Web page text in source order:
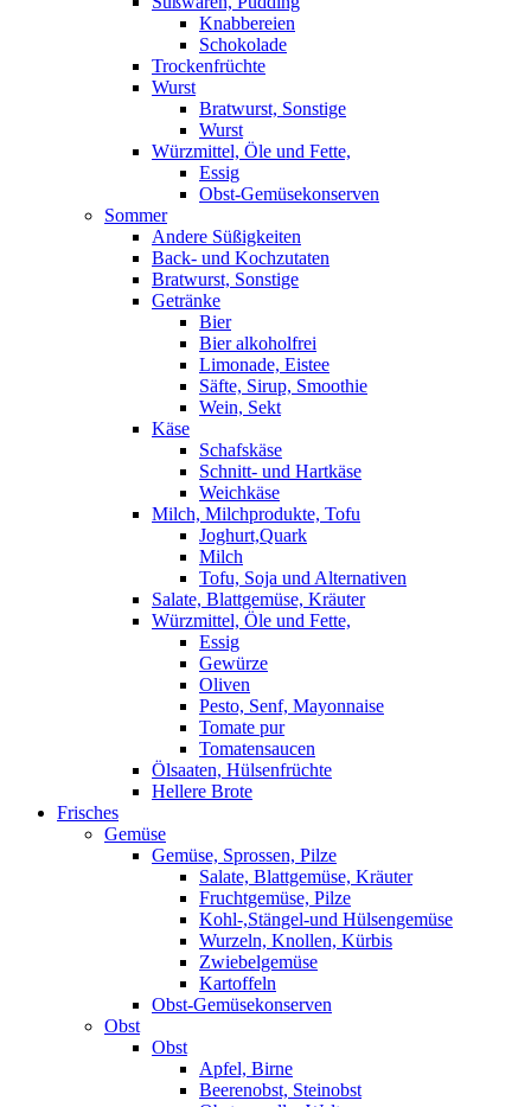
Knabbereien
Schokolade
Trockenfrüchte
Wurst
Bratwurst, Sonstige
Wurst
Würzmittel, Öle und Fette,
Essig
Obst-Gemüsekonserven
Sommer
Andere Süßigkeiten
Back- und Kochzutaten
Bratwurst, Sonstige
Getränke
Bier
Bier alkoholfrei
Limonade, Eistee
Säfte, Sirup, Smoothie
Wein, Sekt
Käse
Schafskäse
Schnitt- und Hartkäse
Weichkäse
Milch, Milchprodukte, Tofu
Joghurt,Quark
Milch
Tofu, Soja und Alternativen
Salate, Blattgemüse, Kräuter
Würzmittel, Öle und Fette,
Essig
Gewürze
Oliven
Pesto, Senf, Mayonnaise
Tomate pur
Tomatensaucen
Ölsaaten, Hülsenfrüchte
Hellere Brote
Frisches
Gemüse
Gemüse, Sprossen, Pilze
Salate, Blattgemüse, Kräuter
Fruchtgemüse, Pilze
Kohl-,Stängel-und Hülsengemüse
Wurzeln, Knollen, Kürbis
Zwiebelgemüse
Kartoffeln
Obst-Gemüsekonserven
Obst
Obst
Apfel, Birne
Beerenobst, Steinobst